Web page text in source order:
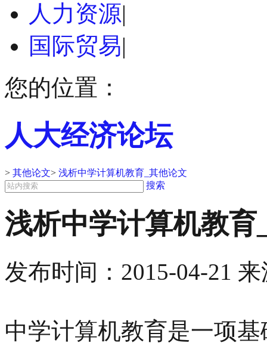
人力资源|
国际贸易|
您的位置：
人大经济论坛
> 其他论文> 浅析中学计算机教育_其他论文
搜索
浅析中学计算机教育
发布时间： 2015-04-21 来
中学计算机教育是一项